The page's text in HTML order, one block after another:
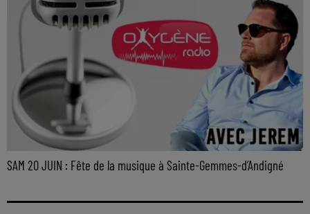
SAM 20 JUIN : Fête de la musique à Sainte-Gemmes-d’Andigné